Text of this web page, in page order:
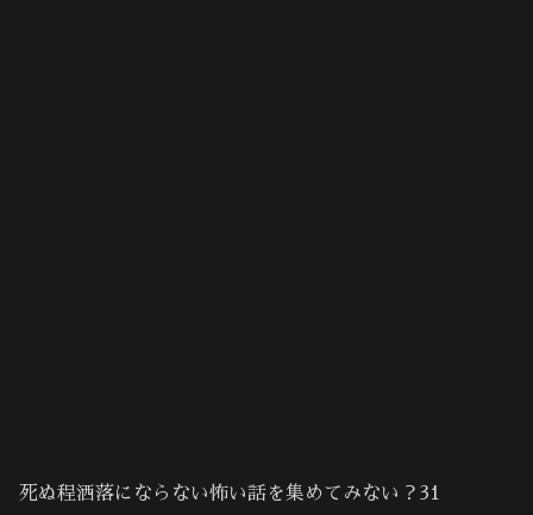
死ぬ程洒落にならない怖い話を集めてみない？31